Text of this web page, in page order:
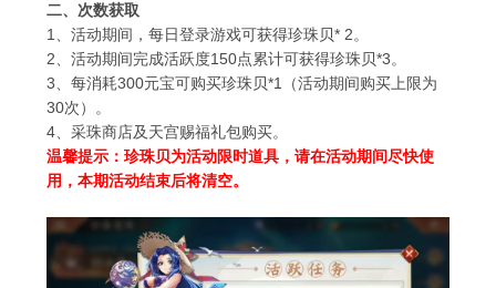
二、次数获取
1、活动期间，每日登录游戏可获得珍珠贝* 2。
2、活动期间完成活跃度150点累计可获得珍珠贝*3。
3、每消耗300元宝可购买珍珠贝*1 （活动期间购买上限为
30次）。
4、采珠商店及天宫赐福礼包购买。
温馨提示：珍珠贝为活动限时道具，请在活动期间尽快使
用，本期活动结束后将清空。